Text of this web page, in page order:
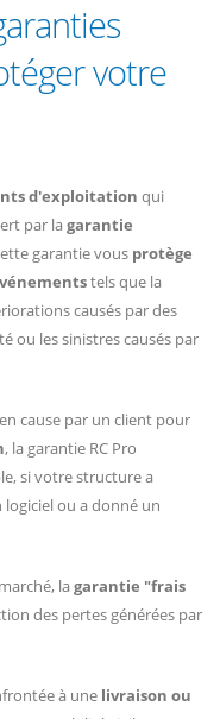
votre
d'exploitation qui
par lagarantie
garantie vous protège
tels que la
causés par des
ou les sinistres causés par
cause par un client pour
, la garantie RC Pro
si votre structure a
ou a donné un
lagarantie "frais
des pertes générées par
à une livraison ou